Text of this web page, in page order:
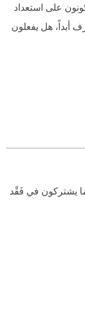
على استعداد
أبداً، هل يفعلون
يشتركون في فَقْد